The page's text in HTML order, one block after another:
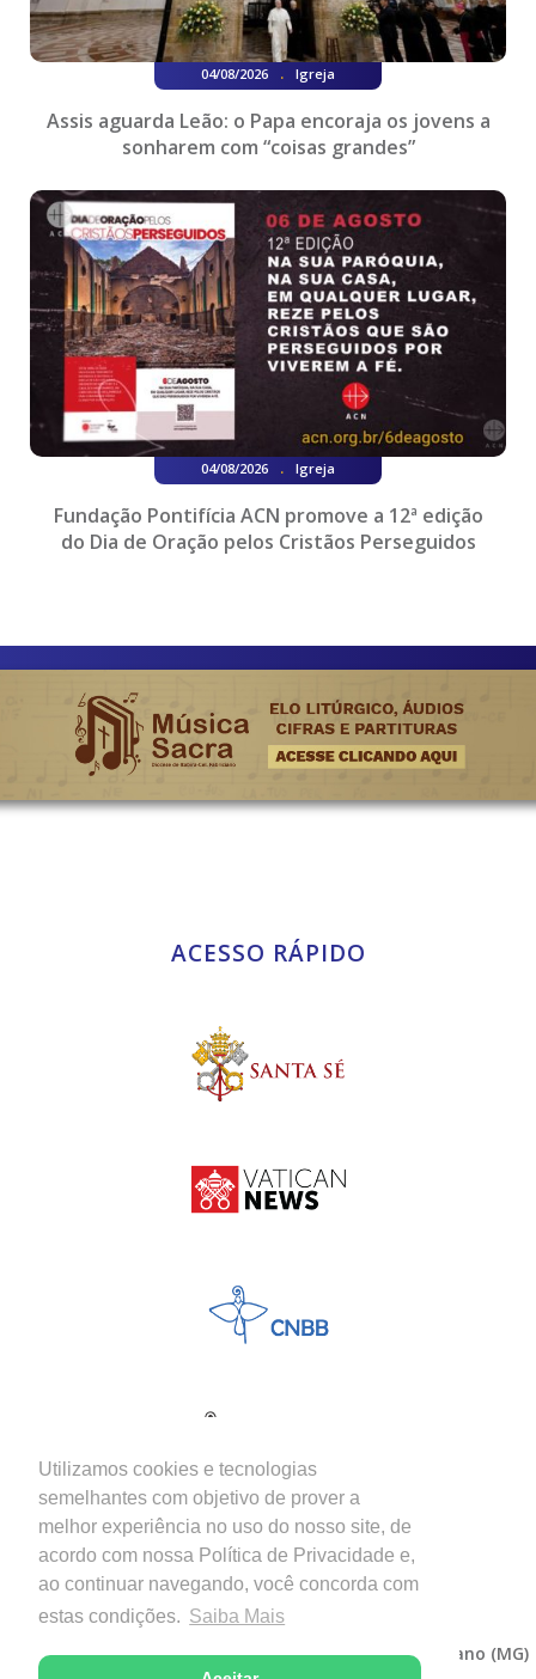
Utilizamos cookies e tecnologias
semelhantes com objetivo de prover a
melhor experiência no uso do nosso site, de
acordo com nossa Política de Privacidade e,
ao continuar navegando, você concorda com
estas condições. Saiba Mais
04/08/2026 . Igreja
Assis aguarda Leão: o Papa encoraja os jovens a
sonharem com “coisas grandes”
04/08/2026 . Igreja
Fundação Pontifícia ACN promove a 12ª edição
do Dia de Oração pelos Cristãos Perseguidos
ACESSO RÁPIDO
Copyright © 2026 - Diocese de Itabira-Coronel Fabriciano (MG)